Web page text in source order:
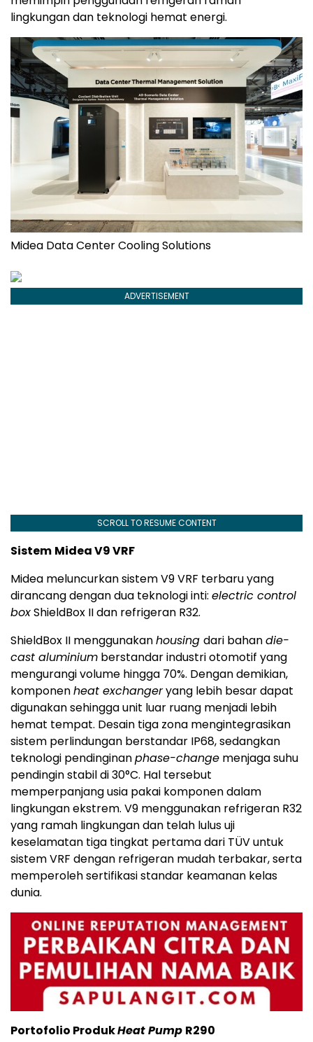
lingkungan dan teknologi hemat energi.
Midea Data Center Cooling Solutions
ADVERTISEMENT
SCROLL TO RESUME CONTENT
Sistem Midea V9 VRF
Midea meluncurkan sistem V9 VRF terbaru yang
dirancang dengan dua teknologi inti: electric control
boxShieldBox II dan refrigeran R32.
ShieldBox II menggunakanhousing dari bahandie-
cast aluminium berstandar industri otomotif yang
mengurangi volume hingga 70%. Dengan demikian,
komponenheat exchangeryang lebih besar dapat
digunakan sehingga unit luar ruang menjadi lebih
hemat tempat. Desain tiga zona mengintegrasikan
sistem perlindungan berstandar IP68, sedangkan
teknologi pendinginanphase-change menjaga suhu
pendingin stabil di 30°C. Hal tersebut
memperpanjang usia pakai komponen dalam
lingkungan ekstrem. V9 menggunakan refrigeran R32
yang ramah lingkungan dan telah lulus uji
keselamatan tiga tingkat pertama dari TÜV untuk
sistem VRF dengan refrigeran mudah terbakar, serta
memperoleh sertifikasi standar keamanan kelas
dunia.
Portofolio ProdukHeat Pump R290